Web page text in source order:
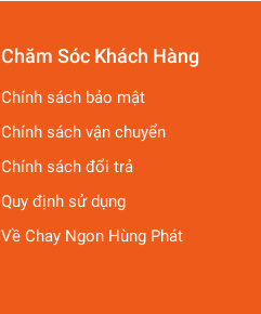
Chăm Sóc Khách Hàng
Chính sách bảo mật
Chính sách vận chuyển
Chính sách đổi trả
Quy định sử dụng
Về Chay Ngon Hùng Phát